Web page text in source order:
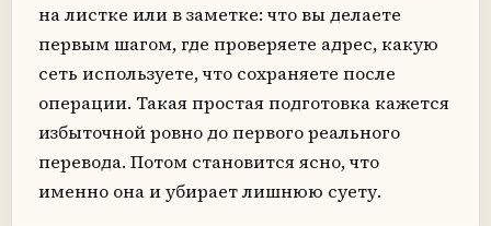
на листке или в заметке: что вы делаете
первым шагом, где проверяете адрес, какую
сеть используете, что сохраняете после
операции. Такая простая подготовка кажется
избыточной ровно до первого реального
перевода. Потом становится ясно, что
именно она и убирает лишнюю суету.